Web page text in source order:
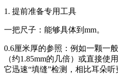
1. 提前准备专用工具
一把尺子：能够具体到mm。
0.6厘米厚的参照：例如一颗一
（约1.85mm的几倍）或直接使
它迅速“填缝”检测，相比耳朵听